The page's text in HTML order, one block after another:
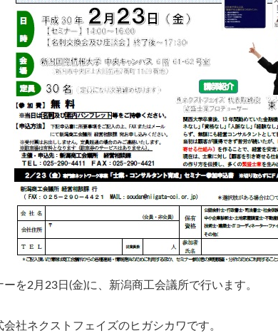
を2月23日(金)に、新潟商工会議所で行います。
社ネクストフェイズのヒガシカワです。